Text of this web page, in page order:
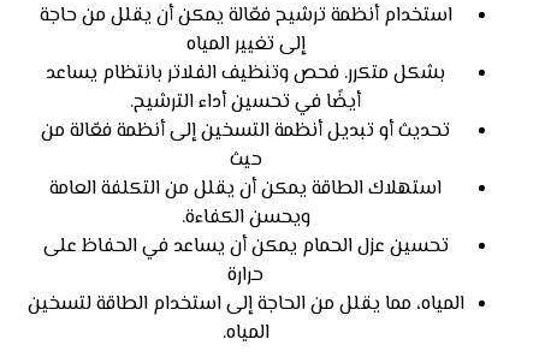
استخدام أنظمة ترشيح فعّالة يمكن أن يقلل من حاجة
إلى تغيير المياه
بشكل متكرر. فحص وتنظيف الفلاتر بانتظام يساعد
أيضًا في تحسين أداء الترشيح.
تحديث أو تبديل أنظمة التسخين إلى أنظمة فعّالة من
حيث
استهلاك الطاقة يمكن أن يقلل من التكلفة العامة
ويحسن الكفاءة.
تحسين عزل الحمام يمكن أن يساعد في الحفاظ على
حرارة
المياه، مما يقلل من الحاجة إلى استخدام الطاقة لتسخين
المياه.